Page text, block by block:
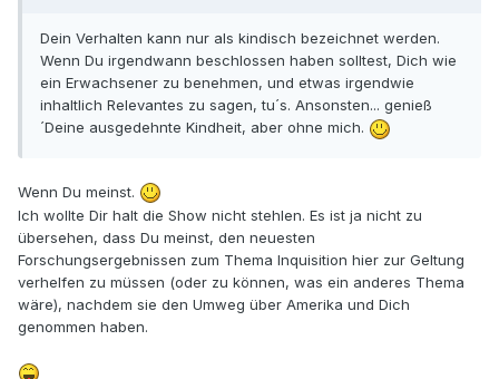
Dein Verhalten kann nur als kindisch bezeichnet werden.
Wenn Du irgendwann beschlossen haben solltest, Dich wie
ein Erwachsener zu benehmen, und etwas irgendwie
inhaltlich Relevantes zu sagen, tu´s. Ansonsten... genieß
´Deine ausgedehnte Kindheit, aber ohne mich.
Wenn Du meinst.
Ich wollte Dir halt die Show nicht stehlen. Es ist ja nicht zu
übersehen, dass Du meinst, den neuesten
Forschungsergebnissen zum Thema Inquisition hier zur Geltung
verhelfen zu müssen (oder zu können, was ein anderes Thema
wäre), nachdem sie den Umweg über Amerika und Dich
genommen haben.